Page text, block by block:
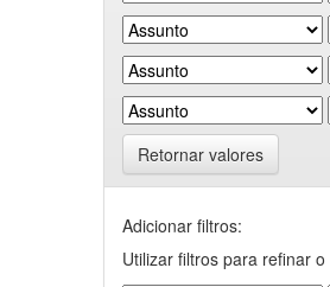
Retornar valores
Adicionar filtros:
Utilizar filtros para refinar